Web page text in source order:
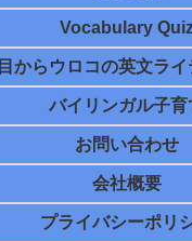
Vocabulary
目からウロコの英文ラ
バイリンガル子育
お問い合わせ
会社概要
プライバシーポリ